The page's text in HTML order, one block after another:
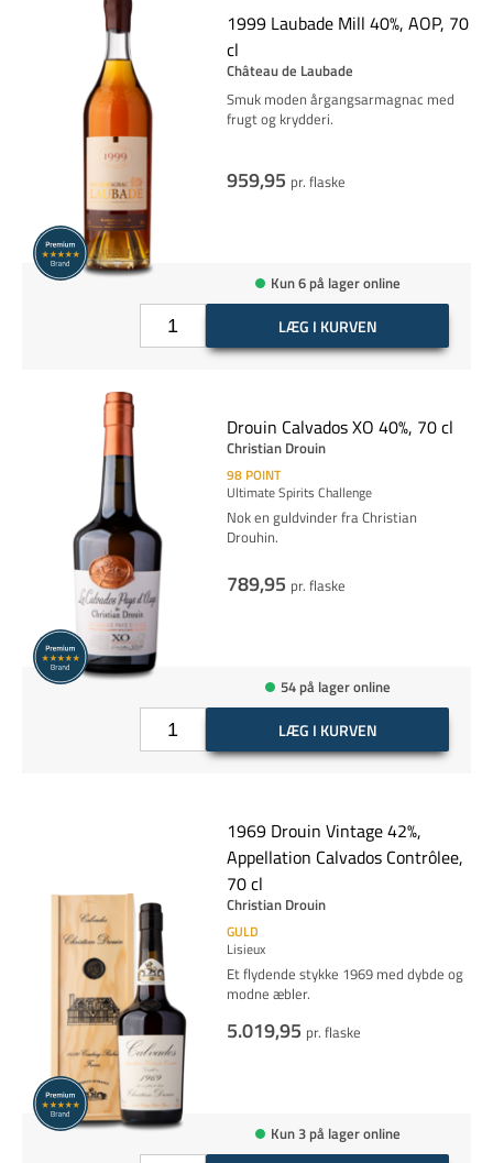
1999 Laubade Mill 40%, AOP, 70
cl
Château de Laubade
Smuk moden årgangsarmagnac med
frugt og krydderi.
959,95 pr. flaske
Kun 6 på lager online
LÆG I KURVEN
Drouin Calvados XO 40%, 70 cl
Christian Drouin
98 POINT
Ultimate Spirits Challenge
Nok en guldvinder fra Christian
Drouhin.
789,95 pr. flaske
54 på lager online
LÆG I KURVEN
1969 Drouin Vintage 42%,
Appellation Calvados Contrôlee,
70 cl
Christian Drouin
GULD
Lisieux
Et flydende stykke 1969 med dybde og
modne æbler.
5.019,95 pr. flaske
Kun 3 på lager online